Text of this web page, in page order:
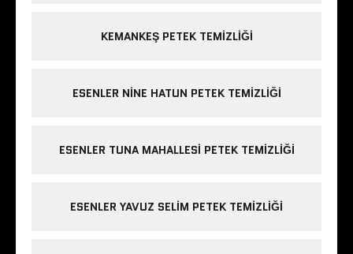
KEMANKEŞ PETEK TEMIZLIĞI
ESENLER NINE HATUN PETEK TEMIZLIĞI
ESENLER TUNA MAHALLESI PETEK TEMIZLIĞI
ESENLER YAVUZ SELIM PETEK TEMIZLIĞI